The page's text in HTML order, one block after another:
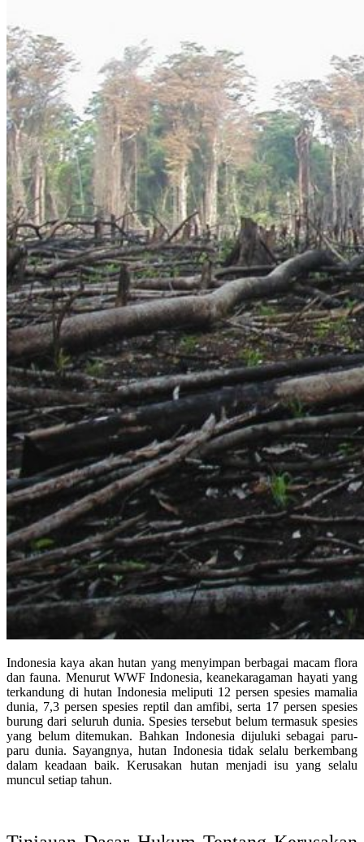
Indonesia kaya akan hutan yang menyimpan berbagai macam flora
dan fauna. Menurut WWF Indonesia, keanekaragaman hayati yang
terkandung di hutan Indonesia meliputi 12 persen spesies mamalia
dunia, 7,3 persen spesies reptil dan amfibi, serta 17 persen spesies
burung dari seluruh dunia. Spesies tersebut belum termasuk spesies
yang belum ditemukan. Bahkan Indonesia dijuluki sebagai paru-
paru dunia. Sayangnya, hutan Indonesia tidak selalu berkembang
dalam keadaan baik. Kerusakan hutan menjadi isu yang selalu
muncul setiap tahun.